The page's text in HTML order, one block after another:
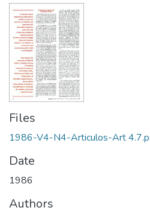
Files
1986-V4-N4-Articulos-Art
Date
1986
Authors